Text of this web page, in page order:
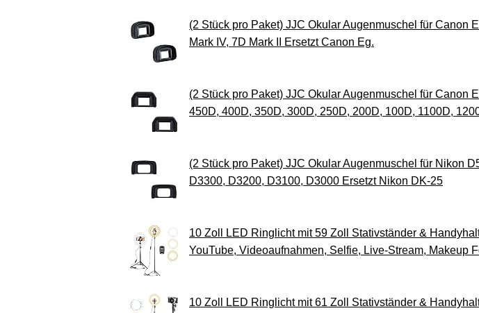
(2 Stück pro Paket) JJC Okular Augenmuschel für Canon
Mark IV, 7D Mark II Ersetzt Canon Eg.
(2 Stück pro Paket) JJC Okular Augenmuschel für Canon
450D, 400D, 350D, 300D, 250D, 200D, 100D, 1100D,
(2 Stück pro Paket) JJC Okular Augenmuschel für Nikon
D3300, D3200, D3100, D3000 Ersetzt Nikon DK-25
10 Zoll LED Ringlicht mit 59 Zoll Stativständer &
YouTube, Videoaufnahmen, Selfie, Live-Stream, Makeup
10 Zoll LED Ringlicht mit 61 Zoll Stativständer &